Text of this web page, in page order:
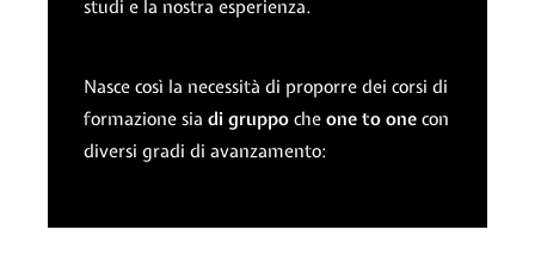
studi e la nostra esperienza.
Nasce così la necessità di proporre dei corsi di
formazione sia di gruppo che one to one con
diversi gradi di avanzamento: